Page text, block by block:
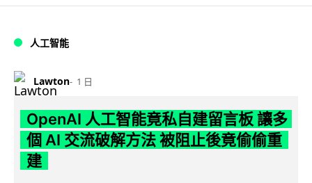
人工智能
Lawton 1 日
OpenAI 人工智能竟私自建留言板 讓多
個 AI 交流破解方法 被阻止後竟偷偷重
建